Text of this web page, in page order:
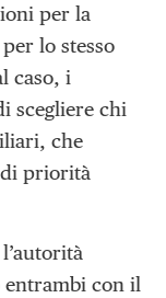
per la
lo stesso
caso, i
scegliere chi
che
di priorità
con il